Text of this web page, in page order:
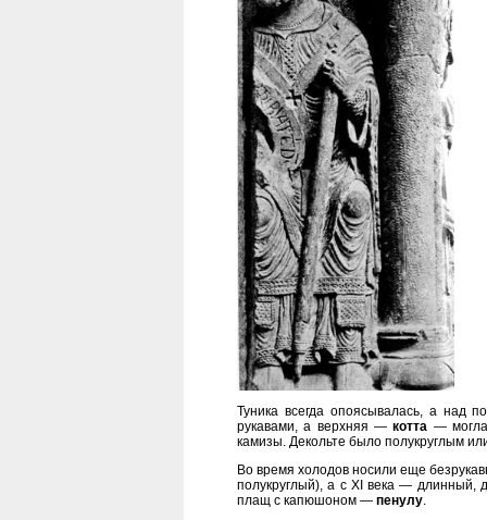
Туника всегда опоясывалась, а над
рукавами, а верхняя —котта — могла
камизы. Декольте было полукруглым
Во время холодов носили еще
полукруглый), а с XI века — длинный,
плащ с капюшоном — пенулу.